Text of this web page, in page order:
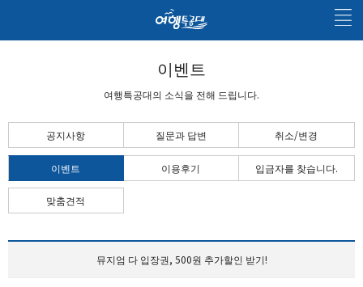
이벤트
여행특공대의 소식을 전해 드립니다.
공지사항 질문과 답변 취소/변경
이벤트 이용후기 입금자를 찾습니다.
맞춤견적
뮤지엄 다 입장권, 500원 추가할인 받기!